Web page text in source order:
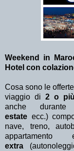
Weekend in
Hotel con
Cosa sono le offerte
viaggio di2 o
anche
estate ecc.)
nave, treno,
extra